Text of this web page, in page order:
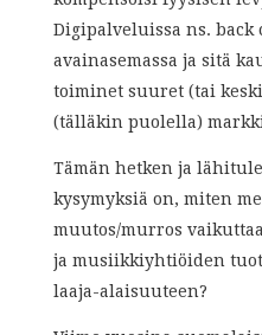
Digipalveluissa ns. back
avainasemassa ja sitä
toiminet suuret (tai
(tälläkin puolella)
Tämän hetken ja
kysymyksiä on, miten
muutos/murros
ja musiikkiyhtiöiden
laaja-alaisuuteen?